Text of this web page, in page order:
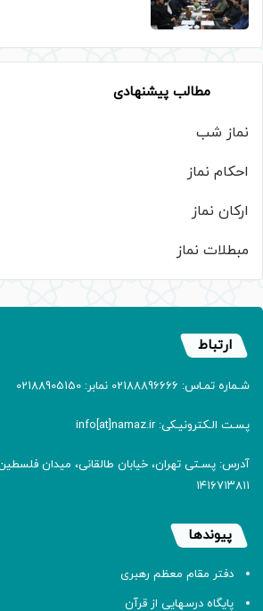
مطالب پیشنهادی
نماز شب
احکام نماز
ارکان نماز
مبطلات نماز
ارتباط
شـماره تمـاس: 02188896666 نمابر: 02188905150
پسـت الـکترونیـکی: info[at]namaz.ir
۱۴۱۶۷۱۳۸۱۱
پیوندها
دفتر مقام معظم رهبری
پایگاه درسهایی از قرآن